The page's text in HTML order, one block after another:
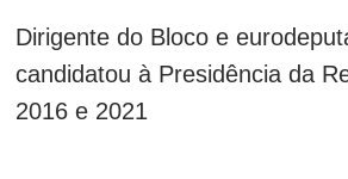
Dirigente do Bloco e
candidatou à Presidência da
2016 e 2021